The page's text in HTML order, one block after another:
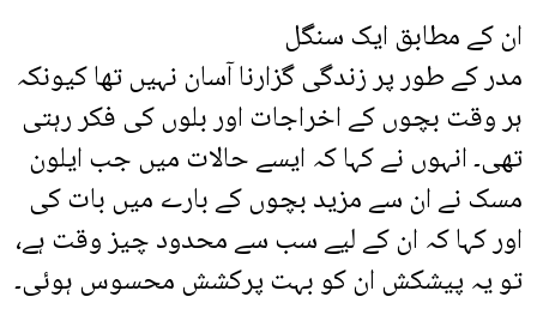
ان کے مطابق ایک سنگل
مدر کے طور پر زندگی گزارنا آسان نہیں تھا کیونکہ
ہر وقت بچوں کے اخراجات اور بلوں کی فکر رہتی
تھی۔ انہوں نے کہا کہ ایسے حالات میں جب ایلون
مسک نے ان سے مزید بچوں کے بارے میں بات کی
اور کہا کہ ان کے لیے سب سے محدود چیز وقت ہے،
تو یہ پیشکش ان کو بہت پرکشش محسوس ہوئی۔